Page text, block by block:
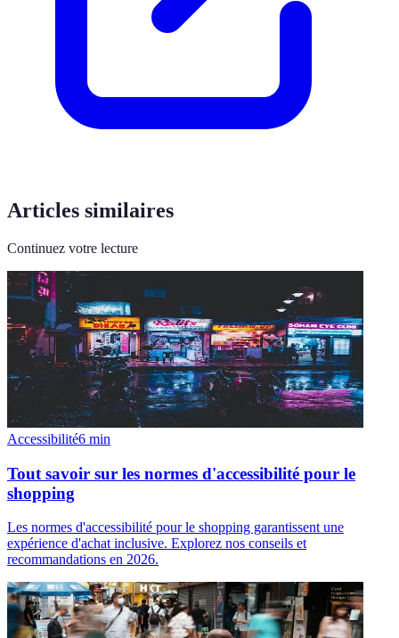
Articles similaires
Continuez votre lecture
Accessibilité6 min
Tout savoir sur les normes d'accessibilité pour le
shopping
Les normes d'accessibilité pour le shopping garantissent une
expérience d'achat inclusive. Explorez nos conseils et
recommandations en 2026.